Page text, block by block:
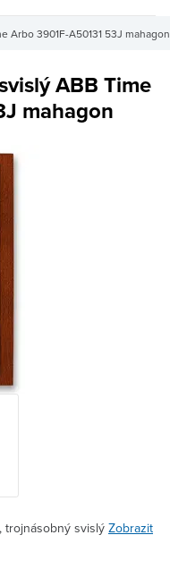
Arbo 3901F-A50131 53J mahagon
ABB Time
mahagon
trojnásobný svislý Zobrazit